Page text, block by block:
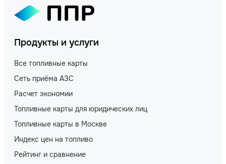
Продукты и услуги
Все топливные карты
Сеть приёма АЗС
Расчет экономии
Топливные карты для юридических лиц
Топливные карты в Москве
Индекс цен на топливо
Рейтинг и сравнение